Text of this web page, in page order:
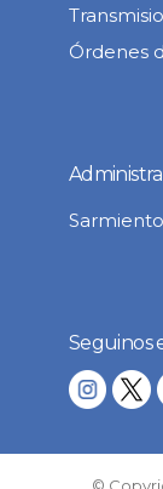
Órdenes
Sarmiento
Seguinos
©